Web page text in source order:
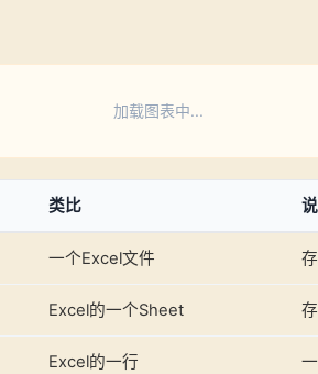
加载图表中...
类比
一个Excel文件
Excel的一个Sheet
Excel的一行